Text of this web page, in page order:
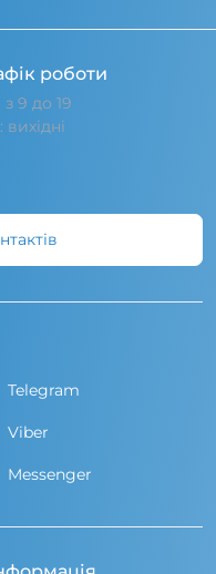
роботи
9 до 19
Telegram
Viber
Messenger